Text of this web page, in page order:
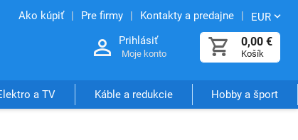
Ako kúpiť Pre firmy Kontakty a predajne EUR
0,00 €
Košík
Prihlásiť
Moje konto
a TV Káble a redukcie Hobby a šport